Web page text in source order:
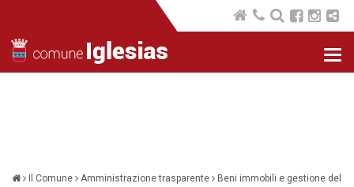
Il Comune Amministrazione trasparente
Beni immobili e gestione del